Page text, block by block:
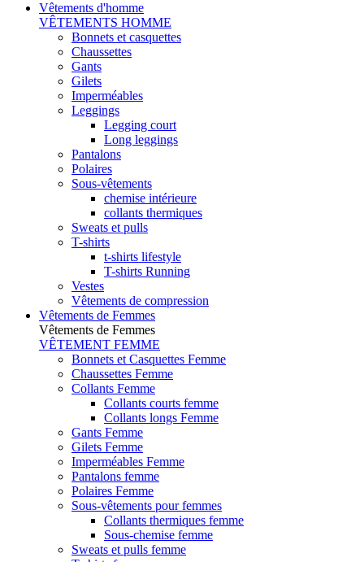
Vêtements d'homme
VÊTEMENTS HOMME
Bonnets et casquettes
Chaussettes
Gants
Gilets
Imperméables
Leggings
Legging court
Long leggings
Pantalons
Polaires
Sous-vêtements
chemise intérieure
collants thermiques
Sweats et pulls
T-shirts
t-shirts lifestyle
T-shirts Running
Vestes
Vêtements de compression
Vêtements de Femmes
Vêtements de Femmes
VÊTEMENT FEMME
Bonnets et Casquettes Femme
Chaussettes Femme
Collants Femme
Collants courts femme
Collants longs Femme
Gants Femme
Gilets Femme
Imperméables Femme
Pantalons femme
Polaires Femme
Sous-vêtements pour femmes
Collants thermiques femme
Sous-chemise femme
Sweats et pulls femme